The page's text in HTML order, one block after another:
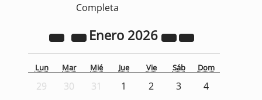
Completa
Enero 2026
Lun Mar Mié Jue Vie Sáb Dom
29 30 31 1 2 3
4